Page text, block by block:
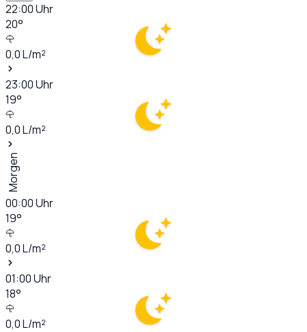
22:00Uhr
20°
0,0L/m²
23:00Uhr
19°
0,0L/m²
Morgen
00:00Uhr
19°
0,0L/m²
01:00Uhr
18°
0,0L/m²